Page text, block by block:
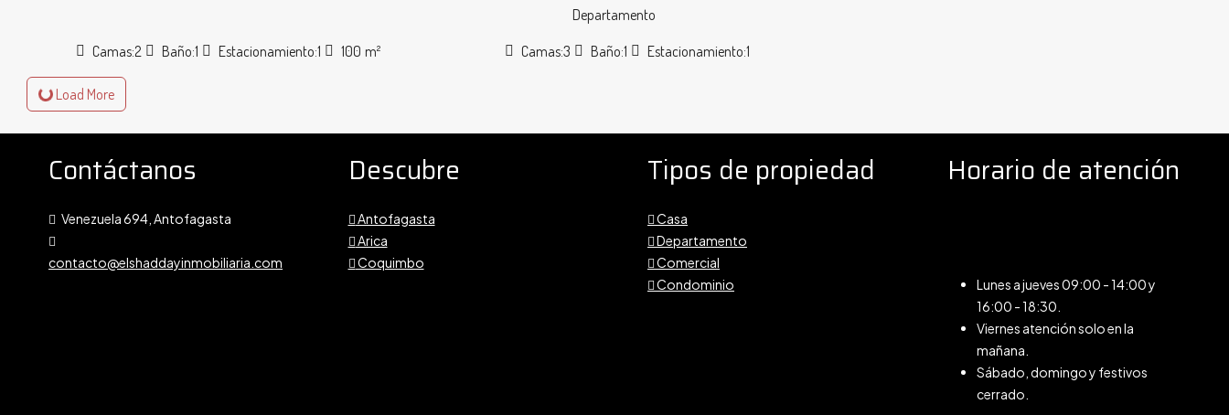
Camas:2 Baño:1 Estacionamiento:1 100 m²
Departamento
Camas:3 Baño:1 Estacionamiento:1
Load More
Contáctanos
Venezuela 694, Antofagasta
contacto@elshaddayinmobiliaria.com
Descubre
Antofagasta
Arica
Coquimbo
Tipos de propiedad
Casa
Departamento
Comercial
Condominio
Horario de atención
Lunes a jueves 09:00 - 14:00 y
16:00 - 18:30.
Viernes atención solo en la
mañana.
Sábado, domingo y festivos
cerrado.